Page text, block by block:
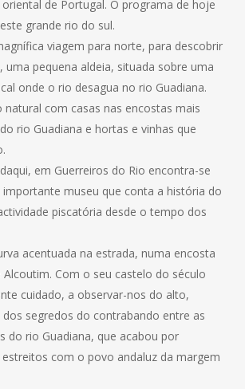
de Portugal. O programa de hoje
grande rio do sul.
viagem para norte, para descobrir
uma pequena aldeia, situada sobre uma
onde o rio desagua no rio Guadiana.
natural com casas nas encostas mais
rio Guadiana e hortas e vinhas que
em Guerreiros do Rio encontra-se
museu que conta a história do
piscatória desde o tempo dos
acentuada na estrada, numa encosta
Com o seu castelo do século
cuidado, a observar-nos do alto,
dos segredos do contrabando entre as
do rio Guadiana, que acabou por
com o povo andaluz da margem